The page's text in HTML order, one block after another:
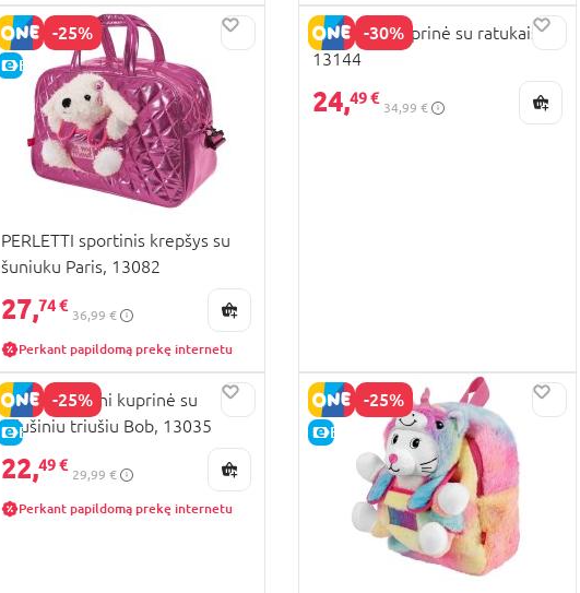
-25%
E-KAINA
PERLETTI sportinis krepšys su
šuniuku Paris, 13082
27,74 €
36,99 €
Perkant papildomą prekę internetu
-30%
PERLETTI Kuprinė su ratukais,
13144
24,49 €
34,99 €
-25%
E-KAINA
PERLETTI Mini kuprinė su
pliušiniu triušiu Bob, 13035
22,49 €
29,99 €
Perkant papildomą prekę internetu
-25%
E-KAINA